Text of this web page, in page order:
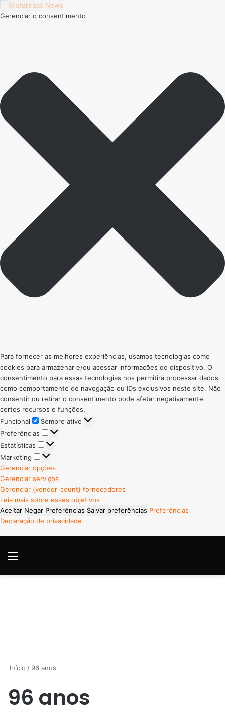
Gerenciar o consentimento
Para fornecer as melhores experiências, usamos tecnologias como
cookies para armazenar e/ou acessar informações do dispositivo. O
consentimento para essas tecnologias nos permitirá processar dados
como comportamento de navegação ou IDs exclusivos neste site. Não
consentir ou retirar o consentimento pode afetar negativamente
certos recursos e funções.
Funcional
Funcional
Sempre ativo
Preferências
Preferências
Estatísticas
Estatísticas
Marketing
Marketing
Gerenciar opções
Gerenciar serviços
Gerenciar {vendor_count} fornecedores
Leia mais sobre esses objetivos
Aceitar Negar Preferências Salvar preferências Preferências
Declaração de privacidade
Início / 96 anos
96 anos